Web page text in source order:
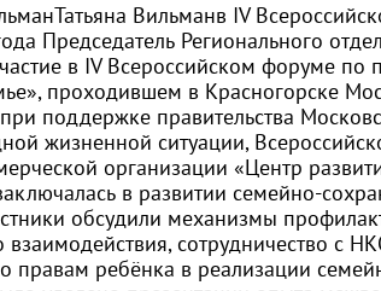
Татьяна Вильманв IV
Председатель Регионального
в IV Всероссийском форуме по
проходившем в Красногорске
поддержке правительства
жизненной ситуации,
организации «Центр
в развитии семейно-
обсудили механизмы
сотрудничество с
правам ребёнка в реализации